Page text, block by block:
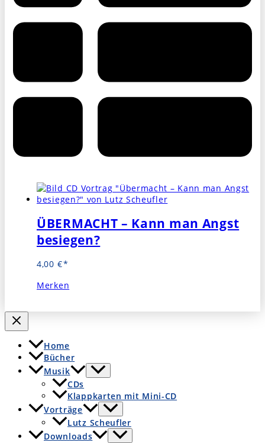
ÜBERMACHT – Kann man Angst
besiegen?
4,00 €
Merken
Home
Bücher
Musik
CDs
Klappkarten mit Mini-CD
Vorträge
Lutz Scheufler
Downloads